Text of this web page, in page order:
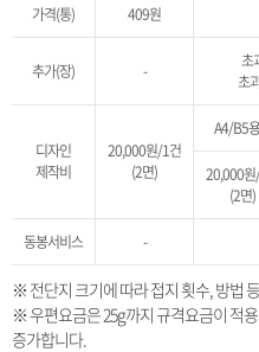
가격(통) 409원
추가(장) -
초
초
디자인
제작비
20,000원/1건
(2면)
A4/B5
20,000
(2면)
동봉서비스 -
※ 전단지 크기에 따라 접지 횟수, 방법
※ 우편요금은 25g까지 규격요금이 적
증가합니다.